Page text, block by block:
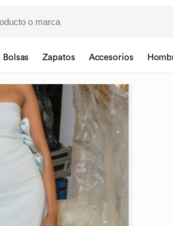
Bolsas Zapatos Accesorios